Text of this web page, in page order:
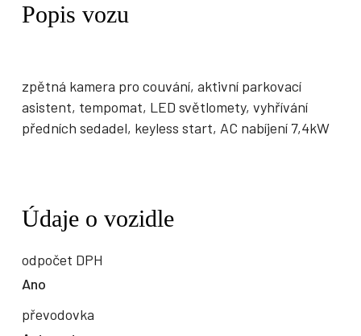
Popis vozu
zpětná kamera pro couvání, aktivní parkovací
asistent, tempomat, LED světlomety, vyhřívání
předních sedadel, keyless start, AC nabíjení 7,4kW
Údaje o vozidle
odpočet DPH
Ano
převodovka